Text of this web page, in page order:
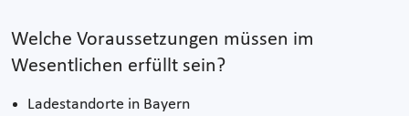
Welche Voraussetzungen müssen im
Wesentlichen erfüllt sein?
Ladestandorte in Bayern